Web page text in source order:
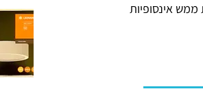
אינסופיות